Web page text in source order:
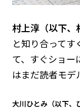
村上淳（以下、
と知り合って
て、すぐショー
はまだ読者モデ
大川ひとみ（以下、